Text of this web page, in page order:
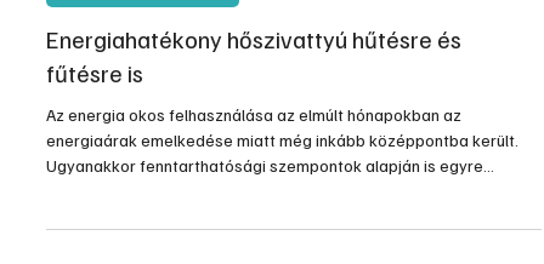
Energiahatékony hőszivattyú hűtésre és
fűtésre is
Az energia okos felhasználása az elmúlt hónapokban az
energiaárak emelkedése miatt még inkább középpontba került.
Ugyanakkor fenntarthatósági szempontok alapján is egyre